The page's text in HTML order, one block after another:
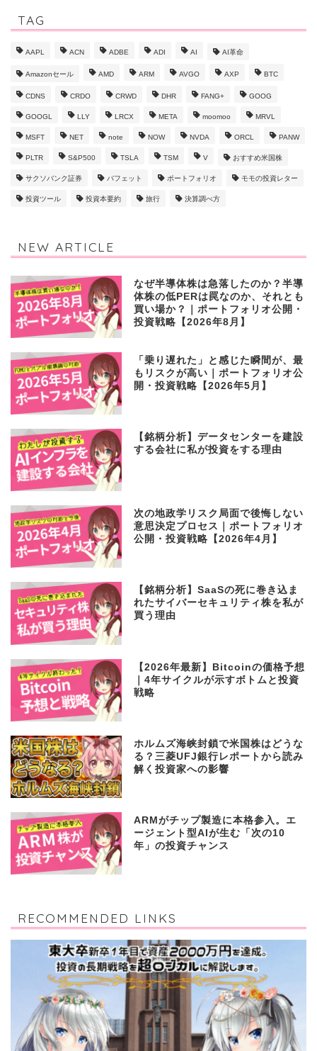
TAG
AAPL ACN ADBE ADI AI AI革命
Amazonセール AMD ARM AVGO AXP BTC
CDNS CRDO CRWD DHR FANG+ GOOG
GOOGL LLY LRCX META moomoo MRVL
MSFT NET note NOW NVDA ORCL PANW
PLTR S&P500 TSLA TSM V おすすめ米国株
サクソバンク証券 バフェット ポートフォリオ モモの投資レター
投資ツール 投資本要約 旅行 決算調べ方
NEW ARTICLE
なぜ半導体株は急落したのか？半導
体株の低PERは罠なのか、それとも
買い場か？｜ポートフォリオ公開・
投資戦略【2026年8月】
「乗り遅れた」と感じた瞬間が、最
もリスクが高い｜ポートフォリオ公
開・投資戦略【2026年5月】
【銘柄分析】データセンターを建設
する会社に私が投資をする理由
次の地政学リスク局面で後悔しない
意思決定プロセス｜ポートフォリオ
公開・投資戦略【2026年4月】
【銘柄分析】SaaSの死に巻き込ま
れたサイバーセキュリティ株を私が
買う理由
【2026年最新】Bitcoinの価格予想
｜4年サイクルが示すボトムと投資
戦略
ホルムズ海峡封鎖で米国株はどうな
る？三菱UFJ銀行レポートから読み
解く投資家への影響
ARMがチップ製造に本格参入。エ
ージェント型AIが生む「次の10
年」の投資チャンス
RECOMMENDED LINKS